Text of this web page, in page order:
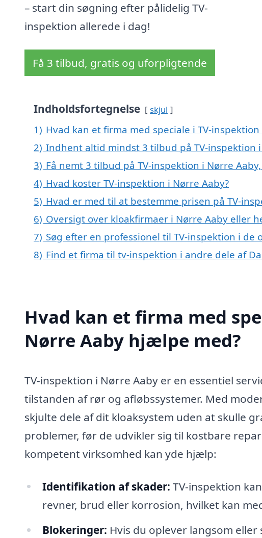
– start din søgning efter pålidelig TV-
inspektion allerede i dag!
Få 3 tilbud, gratis og uforpligtende
Indholdsfortegnelse skjul
1) Hvad kan et firma med speciale i TV-
2) Indhent altid mindst 3 tilbud på TV-inspektion
3) Få nemt 3 tilbud på TV-inspektion i Nørre
4) Hvad koster TV-inspektion i Nørre Aaby?
5) Hvad er med til at bestemme prisen på TV-
6) Oversigt over kloakfirmaer i Nørre Aaby eller
7) Søg efter en professionel til TV-inspektion i
8) Find et firma til tv-inspektion i andre dele af
Hvad kan et firma med
Nørre Aaby hjælpe med?
TV-inspektion i Nørre Aaby er en essentiel
tilstanden af rør og afløbssystemer. Med
skjulte dele af dit kloaksystem uden at skulle
problemer, før de udvikler sig til kostbare
kompetent virksomhed kan yde hjælp:
Identifikation af skader: TV-inspektion
revner, brud eller korrosion, hvilket kan
Blokeringer: Hvis du oplever langsom